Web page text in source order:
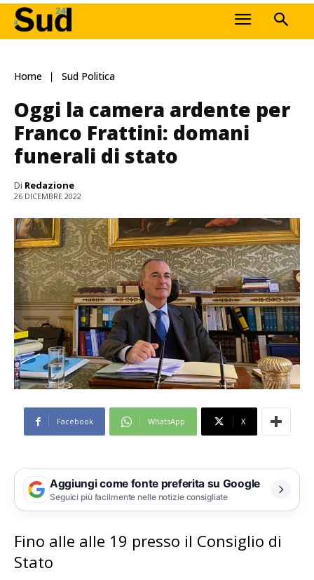
Home Sud Politica
Oggi la camera ardente per
Franco Frattini: domani
funerali di stato
Di Redazione
26 DICEMBRE 2022
Facebook WhatsApp X
Aggiungi come fonte preferita su Google
Seguici più facilmente nelle notizie consigliate
Fino alle alle 19 presso il Consiglio di
Stato